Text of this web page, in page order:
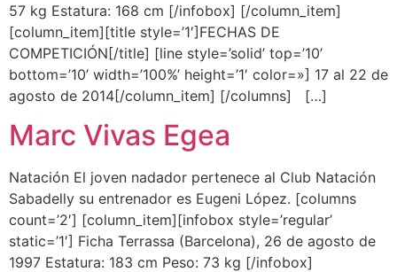
57 kg Estatura: 168 cm [/infobox] [/column_item]
[column_item][title style=’1′]FECHAS DE
COMPETICIÓN[/title] [line style=’solid’ top=’10’
bottom=’10’ width=’100%’ height=’1′ color=»] 17 al 22 de
agosto de 2014[/column_item] [/columns] […]
Marc Vivas Egea
Natación El joven nadador pertenece al Club Natación
Sabadelly su entrenador es Eugeni López. [columns
count=’2′] [column_item][infobox style=’regular’
static=’1′] Ficha Terrassa (Barcelona), 26 de agosto de
1997 Estatura: 183 cm Peso: 73 kg [/infobox]